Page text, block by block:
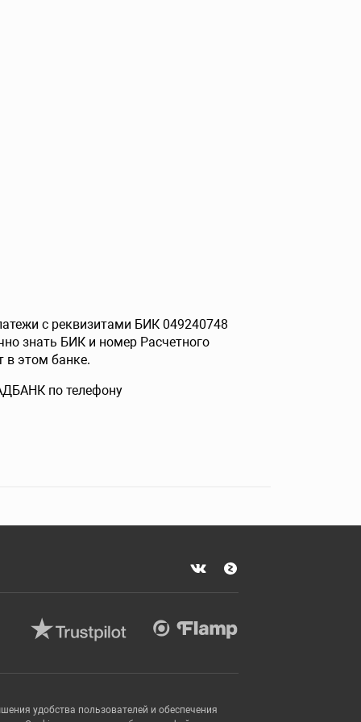
с реквизитами БИК 049240748
знать БИК и номер Расчетного
в этом банке.
по телефону
удобства пользователей и обеспечения